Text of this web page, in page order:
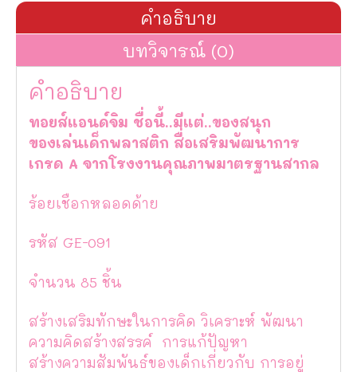
คำอธิบาย
บทวิจารณ์ (0)
คำอธิบาย
ทอยส์แอนด์จิม ชื่อนี้..มีแต่..ของสนุก
ของเล่นเด็กพลาสติก สื่อเสริมพัฒนาการ
เกรด A จากโรงงานคุณภาพมาตรฐานสากล
ร้อยเชือกหลอดด้าย
รหัส GE-091
จำนวน 85 ชิ้น
สร้างเสริมทักษะในการคิด วิเคราะห์ พัฒนา
ความคิดสร้างสรรค์ การแก้ปัญหา
สร้างความสัมพันธ์ของเด็กเกี่ยวกับ การอยู่